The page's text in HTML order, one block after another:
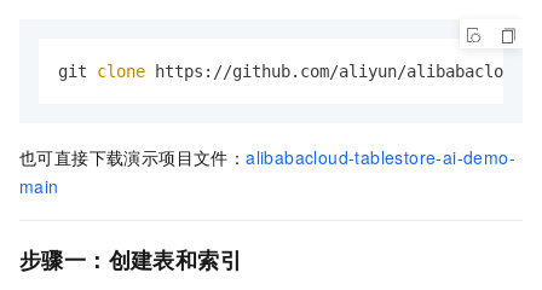
git clone https://github.com/aliyun/alibabacloud-
也可直接下载演示项目文件：alibabacloud-tablestore-ai-demo-
main
步骤一：创建表和索引